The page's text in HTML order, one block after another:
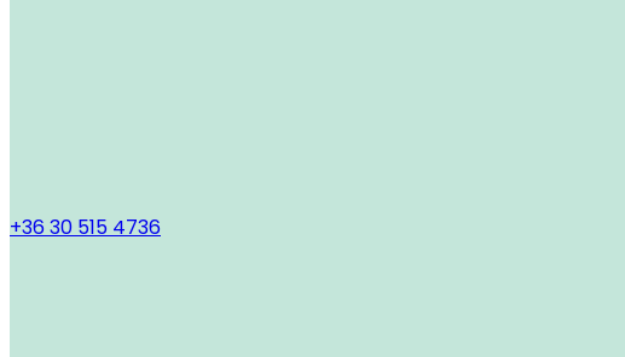
+36 30 515 4736